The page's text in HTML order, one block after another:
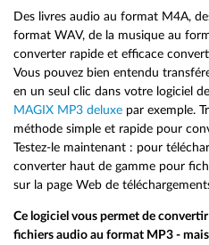
Des livres audio au format M4A,
format WAV, de la musique au
converter rapide et efficace
Vous pouvez bien entendu
en un seul clic dans votre logiciel
MAGIX MP3 deluxe par exemple.
méthode simple et rapide pour
Testez-le maintenant : pour
converter haut de gamme pour
sur la page Web de
Ce logiciel vous permet de
fichiers audio au format MP3 -